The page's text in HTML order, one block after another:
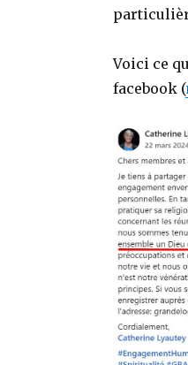
Voici ce
facebook (